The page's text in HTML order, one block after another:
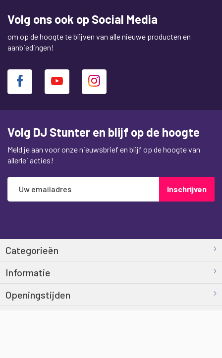
Volg ons ook op Social Media
om op de hoogte te blijven van alle nieuwe producten en
aanbiedingen!
Volg DJ Stunter en blijf op de hoogte
Meld je aan voor onze nieuwsbrief en blijf op de hoogte van
allerlei acties!
Abonneer
op
Inschrijven
Categorieën
Informatie
Openingstijden